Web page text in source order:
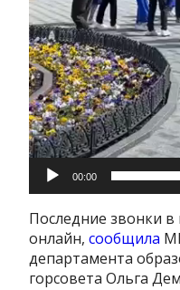
00:00
Последние звонки
онлайн,сообщила
департамента
горсовета Ольга